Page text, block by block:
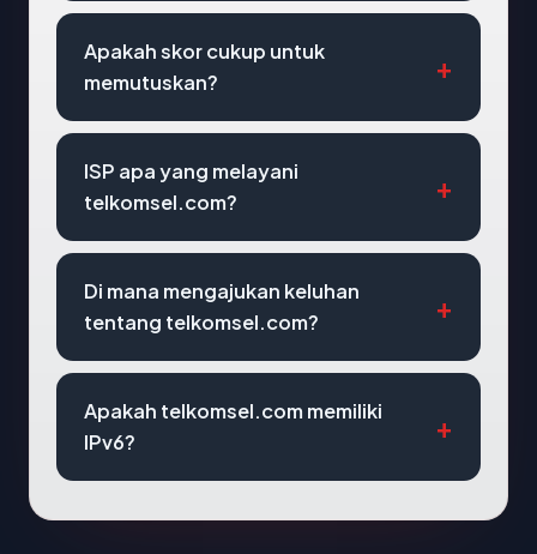
Apakah skor cukup untuk
memutuskan?
ISP apa yang melayani
telkomsel.com?
Di mana mengajukan keluhan
tentang telkomsel.com?
Apakah telkomsel.com memiliki
IPv6?